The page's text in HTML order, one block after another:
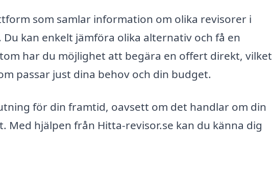
som samlar information om olika revisorer i
kan enkelt jämföra olika alternativ och få en
har du möjlighet att begära en offert direkt, vilket
passar just dina behov och din budget.
för din framtid, oavsett om det handlar om din
Med hjälpen från Hitta-revisor.se kan du känna dig